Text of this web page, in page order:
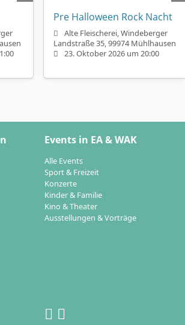
Pre Halloween Rock Nacht
Alte Fleischerei, Windeberger
Landstraße 35, 99974 Mühlhausen
23. Oktober 2026 um 20:00
Events in EA & WAK
Alle Events
Sport & Freizeit
Konzerte
Kinder & Familie
Kino & Theater
Ausstellungen & Vorträge